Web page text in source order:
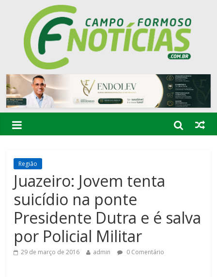
Região
Juazeiro: Jovem tenta
suicídio na ponte
Presidente Dutra e é salva
por Policial Militar
29 de março de 2016 admin 0 Comentário